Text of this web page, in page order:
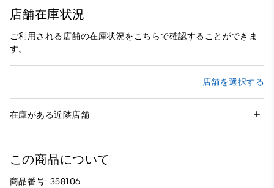
店舗在庫状況
ご利用される店舗の在庫状況をこちらで確認することができま
す。
店舗を選択する
在庫がある近隣店舗
この商品について
商品番号: 358106